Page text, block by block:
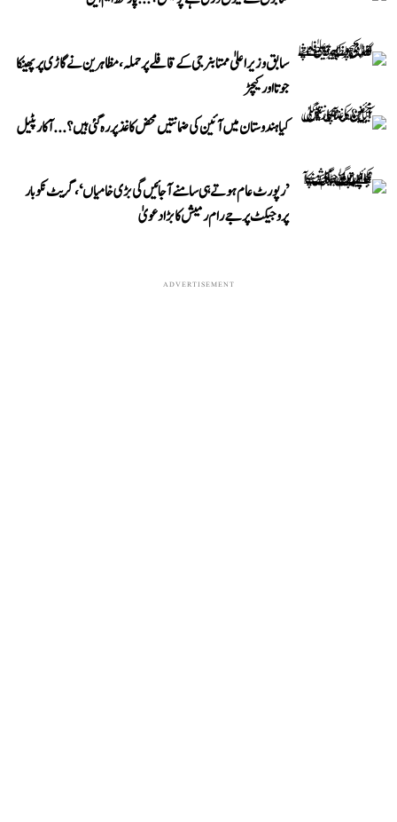
سابق وزیر اعلیٰ ممتا بنرجی کے قافلے پر حملہ، مظاہرین نے گاڑی پر پھینکا
جوتا اور کیچڑ
کیا ہندوستان میں آئین کی ضمانتیں محض کاغذ پر رہ گئی ہیں؟...آکار پٹیل
’رپورٹ عام ہوتے ہی سامنے آ جائیں گی بڑی خامیاں‘، گریٹ نکوبار
پروجیکٹ پر جے رام رمیش کا بڑا دعویٰ
ADVERTISEMENT